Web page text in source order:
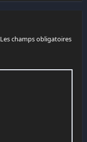
Les champs obligatoires